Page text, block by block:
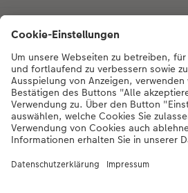
Inspiration
Bei Fragen zu Produkten oder der
Montag bis Samstag von 8:00 – 20:00 Uhr
20:00 Uhr (gesetzliche Feiertage
Telefonnummer044 499 10 36
DE |FR